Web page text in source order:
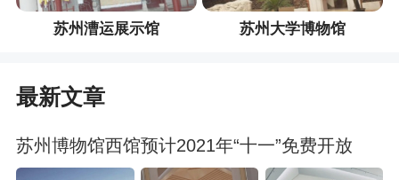
苏州漕运展示馆 苏州大学博物馆
最新文章
苏州博物馆西馆预计2021年“十一”免费开放